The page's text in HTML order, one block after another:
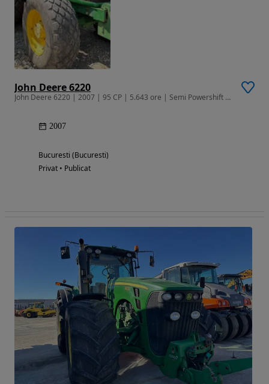
John Deere 6220
John Deere 6220 | 2007 | 95 CP | 5.643 ore | Semi Powershift | AC | An
2007
Bucuresti (Bucuresti)
Privat • Publicat